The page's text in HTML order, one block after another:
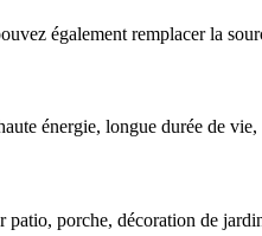
également remplacer la
énergie, longue durée de vie,
porche, décoration de